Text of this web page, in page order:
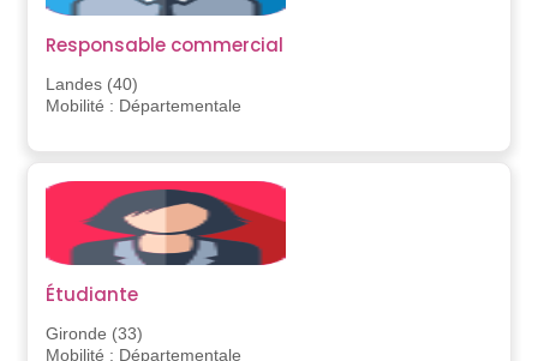
Responsable commercial
Landes (40)
Mobilité : Départementale
Étudiante
Gironde (33)
Mobilité : Départementale